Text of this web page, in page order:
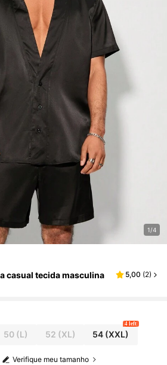
1/4
casual tecida masculina
5,00 (2)
50(L) 52 (XL) 54 (XXL)
4 left
Verifique meu tamanho